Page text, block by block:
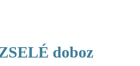
doboz